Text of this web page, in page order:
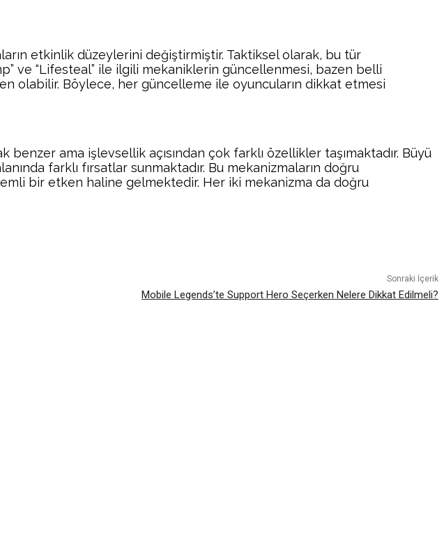
etkinlik düzeylerini değiştirmiştir. Taktiksel olarak, bu tür
ve “Lifesteal” ile ilgili mekaniklerin güncellenmesi, bazen belli
olabilir. Böylece, her güncelleme ile oyuncuların dikkat etmesi
ama işlevsellik açısından çok farklı özellikler taşımaktadır. Büyü
farklı fırsatlar sunmaktadır. Bu mekanizmaların doğru
bir etken haline gelmektedir. Her iki mekanizma da doğru
Sonraki İçerik
Mobile Legends’te Support Hero Seçerken Nelere Dikkat Edilmeli?